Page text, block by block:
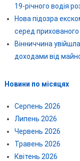
19-річного водія
Нова підозра
серед
Вінниччина
доходами від
Новини по місяцях
Серпень 2026
Липень 2026
Червень 2026
Травень 2026
Квітень 2026